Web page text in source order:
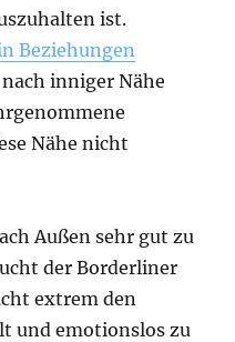
ist.
Beziehungen
inniger Nähe
Nähe nicht
Außen sehr gut zu
der Borderliner
extrem den
und emotionslos zu